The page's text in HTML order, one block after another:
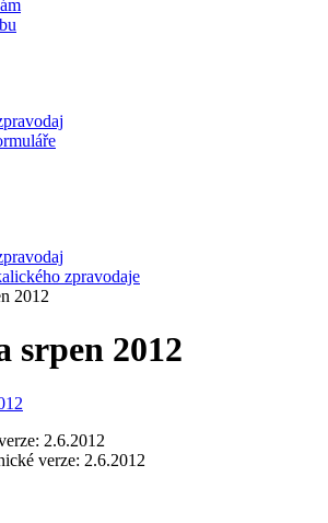
zpravodaje
2012
srpen 2012
2.6.2012
verze: 2.6.2012